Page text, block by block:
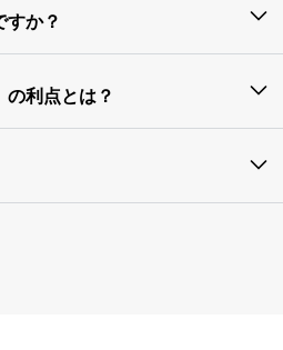
と言われています。
すか？
または類似の事業を持つ
ありません。
の利点とは？